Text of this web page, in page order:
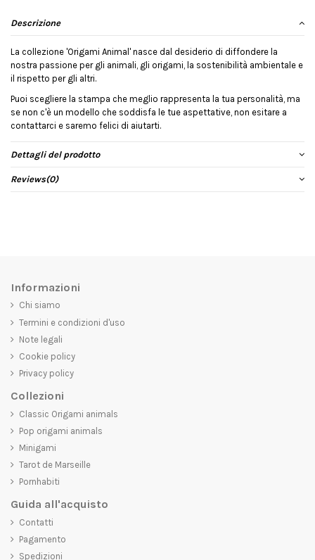
Descrizione
La collezione 'Origami Animal' nasce dal desiderio di diffondere la
nostra passione per gli animali, gli origami, la sostenibilità ambientale e
il rispetto per gli altri.
Puoi scegliere la stampa che meglio rappresenta la tua personalità, ma
se non c'è un modello che soddisfa le tue aspettative, non esitare a
contattarci e saremo felici di aiutarti.
Dettagli del prodotto
Reviews(0)
Informazioni
Chi siamo
Termini e condizioni d'uso
Note legali
Cookie policy
Privacy policy
Collezioni
Classic Origami animals
Pop origami animals
Minigami
Tarot de Marseille
Pornhabiti
Guida all'acquisto
Contatti
Pagamento
Spedizioni